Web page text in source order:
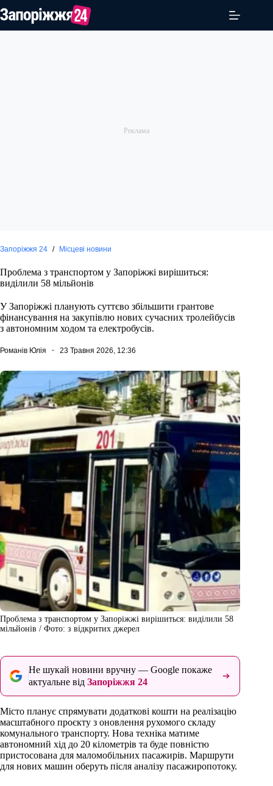
до
Запоріжжя 24 / Місцеві новини
Проблема з транспортом у Запоріжжі вирішиться:
виділили 58 мільйонів
У Запоріжжі планують суттєво збільшити грантове
фінансування на закупівлю нових сучасних тролейбусів
з автономним ходом та електробусів.
Романів Юлія 23 Травня 2026, 12:36
Проблема з транспортом у Запоріжжі вирішиться: виділили 58
мільйонів / Фото: з відкритих джерел
Не шукай новини вручну — Google покаже
актуальне від Запоріжжя 24
Місто планує спрямувати додаткові кошти на реалізацію
масштабного проєкту з оновлення рухомого складу
комунального транспорту. Нова техніка матиме
автономний хід до 20 кілометрів та буде повністю
пристосована для маломобільних пасажирів. Маршрути
для нових машин оберуть після аналізу пасажиропотоку.